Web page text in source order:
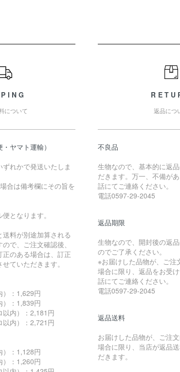
について
ヤマト運輸）
れかで発送いたしま
合は備考欄にその旨を
となります。
料が別途加算される
で、ご注文確認後、
のある場合は、訂正
ていただきます。
）：1,629円
）：1,839円
以内）：2,181円
以内）：2,721円
）：1,128円
）：1,260円
返品につ
不良品
生物なので、基本的に返
だきます。万一、不備が
話にてご連絡ください。
電話0597-29-2045
返品期限
生物なので、開封後の返
のでご了承ください。
※お届けした品物が、ご注
場合に限り、返品をお受
話にてご連絡ください。
電話0597-29-2045
返品送料
お届けした品物が、ご注
場合に限り、当店が返品
だきます。